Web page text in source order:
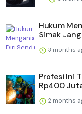
Hukum
Simak
3 months
Profesi Ini
Rp400
2 months